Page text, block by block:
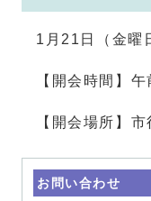
1月21日（金
【開会時間】
【開会場所】
お問い合わせ